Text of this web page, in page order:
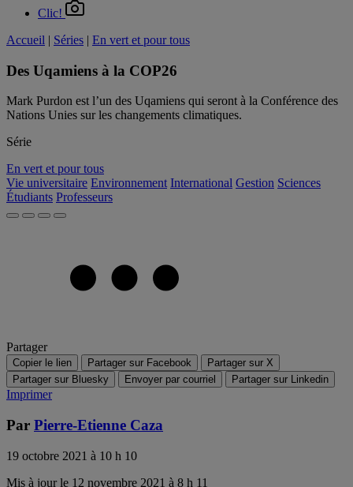
Clic!
Accueil | Séries | En vert et pour tous
Des Uqamiens à la COP26
Mark Purdon est l’un des Uqamiens qui seront à la Conférence des
Nations Unies sur les changements climatiques.
Série
En vert et pour tous
Vie universitaire Environnement International Gestion Sciences
Étudiants Professeurs
Partager
Copier le lien Partager sur Facebook
Partager sur X
Partager sur Bluesky
Envoyer par courriel Partager sur Linkedin
Imprimer
Par Pierre-Etienne Caza
19 octobre 2021 à 10 h 10
Mis à jour le 12 novembre 2021 à 8 h 11